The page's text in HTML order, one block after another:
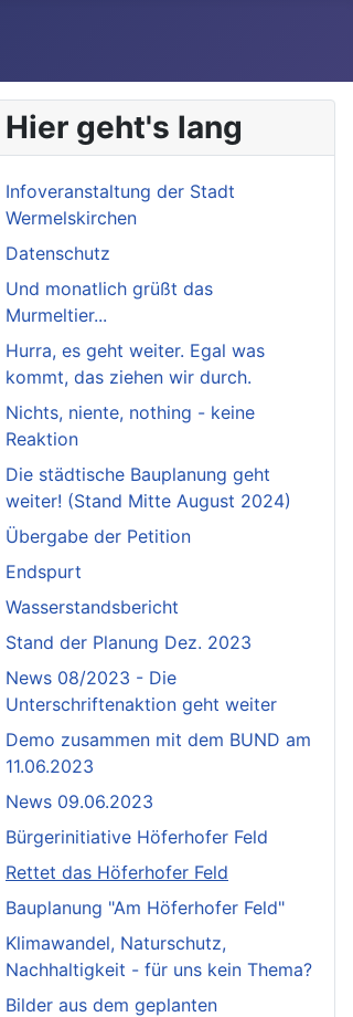
Die städtische Bauplanung geht weiter!
Hier geht's lang
Infoveranstaltung der Stadt
Wermelskirchen
Datenschutz
Und monatlich grüßt das
Murmeltier...
Hurra, es geht weiter. Egal was
kommt, das ziehen wir durch.
Nichts, niente, nothing - keine
Reaktion
Die städtische Bauplanung geht
weiter! (Stand Mitte August 2024)
Übergabe der Petition
Endspurt
Wasserstandsbericht
Stand der Planung Dez. 2023
News 08/2023 - Die
Unterschriftenaktion geht weiter
Demo zusammen mit dem BUND am
11.06.2023
News 09.06.2023
Bürgerinitiative Höferhofer Feld
Rettet das Höferhofer Feld
Bauplanung "Am Höferhofer Feld"
Klimawandel, Naturschutz,
Nachhaltigkeit - für uns kein Thema?
Bilder aus dem geplanten